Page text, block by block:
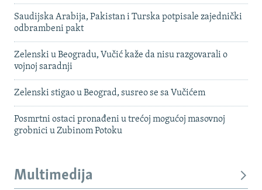
Saudijska Arabija, Pakistan i Turska potpisale zajednički
odbrambeni pakt
Zelenski u Beogradu, Vučić kaže da nisu razgovarali o
vojnoj saradnji
Zelenski stigao u Beograd, susreo se sa Vučićem
Posmrtni ostaci pronađeni u trećoj mogućoj masovnoj
grobnici u Zubinom Potoku
Multimedija